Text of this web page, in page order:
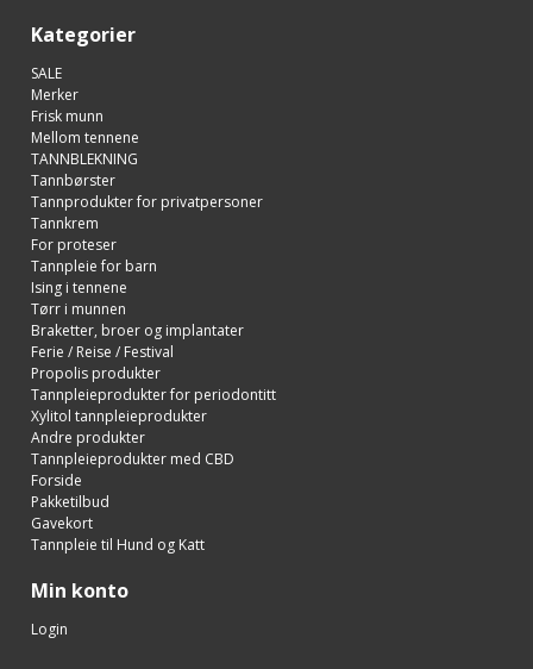
Kategorier
SALE
Merker
Frisk munn
Mellom tennene
TANNBLEKNING
Tannbørster
Tannprodukter for privatpersoner
Tannkrem
For proteser
Tannpleie for barn
Ising i tennene
Tørr i munnen
Braketter, broer og implantater
Ferie / Reise / Festival
Propolis produkter
Tannpleieprodukter for periodontitt
Xylitol tannpleieprodukter
Andre produkter
Tannpleieprodukter med CBD
Forside
Pakketilbud
Gavekort
Tannpleie til Hund og Katt
Min konto
Login